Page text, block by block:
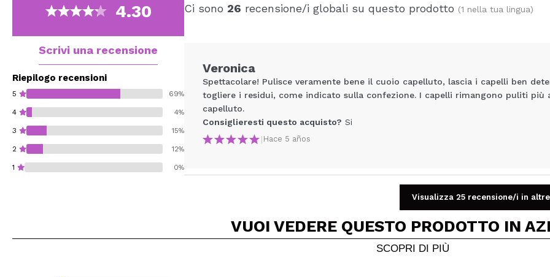
4.30
Scrivi una recensione
Riepilogo recensioni
5 69%
4 4%
3 15%
2 12%
1 0%
Ci sono 26 recensione/i globali su questo prodotto (1 nella tua lingua)
Condividi un video o una foto
Il tuo video potrebbe essere il primo. Immaginalo...
Consiglieresti questo acquisto? Si No 5/
Veronica
Spettacolare! Pulisce veramente bene il cuoio capelluto, lascia i capelli ben
togliere i residui, come indicato sulla confezione. I capelli rimangono puliti più
capelluto.
Consiglieresti questo acquisto? Si
| Hace 5 años
Visualizza 25 recensione/i in
VUOI VEDERE QUESTO PRODOTTO IN
SCOPRI DI PIÙ